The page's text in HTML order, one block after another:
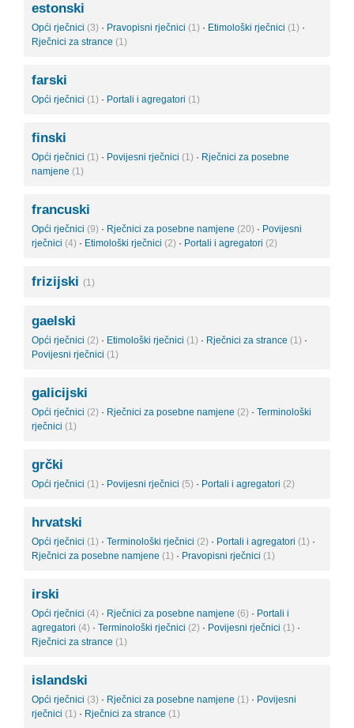
estonski
Opći rječnici (3) · Pravopisni rječnici (1) · Etimološki rječnici (1) ·
Rječnici za strance (1)
farski
Opći rječnici (1) · Portali i agregatori (1)
finski
Opći rječnici (1) · Povijesni rječnici (1) · Rječnici za posebne
namjene (1)
francuski
Opći rječnici (9) · Rječnici za posebne namjene (20) · Povijesni
rječnici (4) · Etimološki rječnici (2) · Portali i agregatori (2)
frizijski (1)
gaelski
Opći rječnici (2) · Etimološki rječnici (1) · Rječnici za strance (1) ·
Povijesni rječnici (1)
galicijski
Opći rječnici (2) · Rječnici za posebne namjene (2) · Terminološki
rječnici (1)
grčki
Opći rječnici (1) · Povijesni rječnici (5) · Portali i agregatori (2)
hrvatski
Opći rječnici (1) · Terminološki rječnici (2) · Portali i agregatori (1) ·
Rječnici za posebne namjene (1) · Pravopisni rječnici (1)
irski
Opći rječnici (4) · Rječnici za posebne namjene (6) · Portali i
agregatori (4) · Terminološki rječnici (2) · Povijesni rječnici (1) ·
Rječnici za strance (1)
islandski
Opći rječnici (3) · Rječnici za posebne namjene (1) · Povijesni
rječnici (1) · Rječnici za strance (1)